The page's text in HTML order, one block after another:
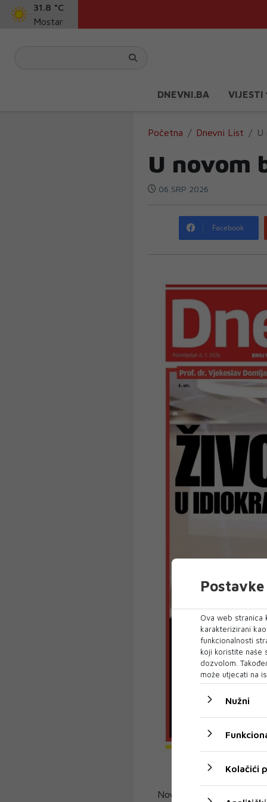
31.8 °C
Mostar
DNEVNI.BA VIJESTI
Početna Dnevni List U
U novom
06 SRP 2026
Facebook
Novi broj
Ova web stranica
karakterizirani
funkcionalnosti
koji koristite naše
dozvolom.
može utjecati na
Nužni
Kolačići